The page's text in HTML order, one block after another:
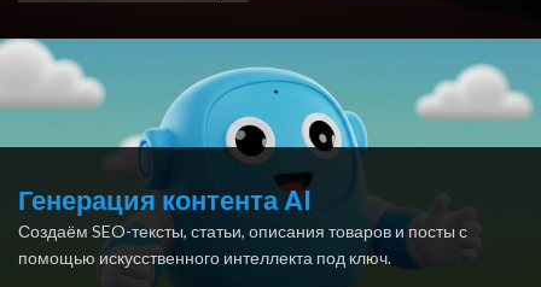
Генерация контента AI
Создаём SEO-тексты, статьи, описания товаров и посты с
помощью искусственного интеллекта под ключ.